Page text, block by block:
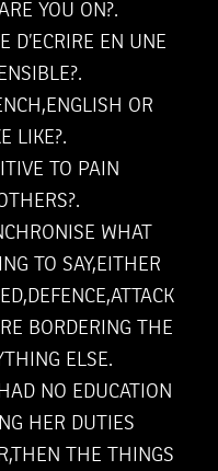
YOU ON?.
D’ECRIRE EN UNE
OR
LIKE?.
TO PAIN
WHAT
TO SAY,EITHER
BORDERING THE
ELSE.
NO EDUCATION
HER DUTIES
THE THINGS